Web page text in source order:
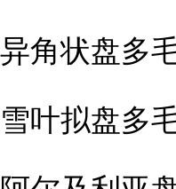
异角状盘多
雪叶拟盘多